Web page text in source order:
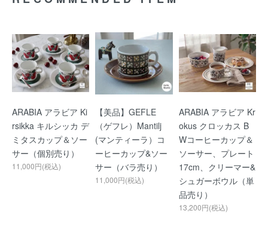
ARABIA アラビア Ki
rsikka キルシッカ デ
ミタスカップ＆ソー
サー（個別売り）
11,000円(税込)
【美品】GEFLE
（ゲフレ）Mantilj
(マンティーラ）コ
ーヒーカップ&ソー
サー（バラ売り）
11,000円(税込)
ARABIA アラビア Kr
okus クロッカス B
Wコーヒーカップ＆
ソーサー、プレート
17cm、クリーマー&
シュガーボウル（単
品売り）
13,200円(税込)